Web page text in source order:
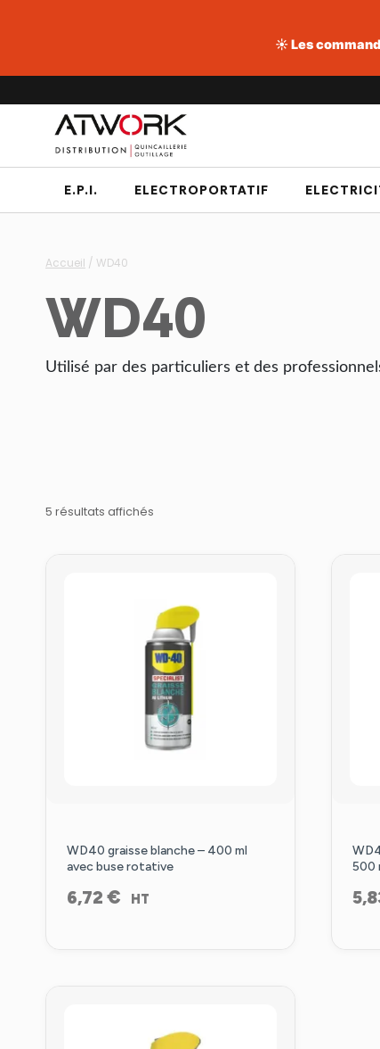
☀️ Les
au
E.P.I. ELECTROPORTATIF
Accueil / WD40
WD40
Utilisé par des particuliers et des
5 résultats affichés
WD40 graisse blanche – 400 ml
avec buse rotative
6,72 € HT
500